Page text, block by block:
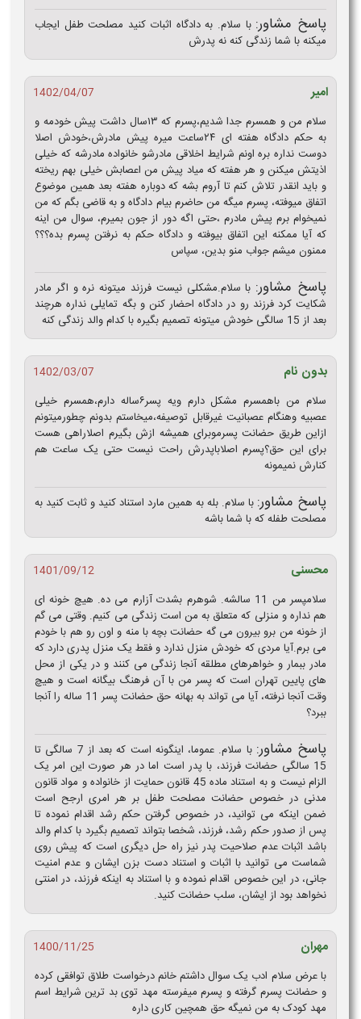
پاسخ مشاور: با سلام. به دادگاه اثبات کنید مصلحت طفل ایجاب
میکنه با شما زندگی کنه نه پدرش
امیر
1402/04/07
سلام من و همسرم جدا شدیم،پسرم که ۱۳سال داشت پیش خودمه و
به حکم دادگاه هفته ای ۲۴ساعت میره پیش مادرش،خودش اصلا
دوست نداره بره اونم شرایط اخلاقی مادرشو خانواده مادرشه که خیلی
اذیتش میکنن و هر هفته که میاد پیش من اعصابش خیلی بهم ریخته
و باید انقدر تلاش کنم تا آروم بشه که دوباره هفته بعد همین موضوع
اتفاق میوفته، پسرم میگه من حاضرم بیام دادگاه و به قاضی بگم که من
نمیخوام برم پیش مادرم ،حتی اگه دور از جون بمیرم، سوال من اینه
که آیا ممکنه این اتفاق بیوفته و دادگاه حکم به نرفتن پسرم بده؟؟؟
ممنون میشم جواب منو بدین، سپاس
پاسخ مشاور: با سلام.مشکلی نیست فرزند میتونه نره و اگر مادر
شکایت کرد فرزند رو در دادگاه احضار کنن و بگه تمایلی نداره هرچند
بعد از 15 سالگی خودش میتونه تصمیم بگیره با کدام والد زندگی کنه
بدون نام
1402/03/07
سلام من باهمسرم مشکل دارم ویه پسر۶ساله دارم،همسرم خیلی
عصبیه وهنگام عصبانیت غیرقابل توصیفه،میخاستم بدونم چطورمیتونم
ازاین طریق حضانت پسرموبرای همیشه ازش بگیرم اصلاراهی هست
برای این حق؟پسرم اصلاباپدرش راحت نیست حتی یک ساعت هم
کنارش نمیمونه
پاسخ مشاور: با سلام. بله به همین مارد استناد کنید و ثابت کنید به
مصلحت طفله که با شما باشه
محسنی
1401/09/12
سلامپسر من 11 سالشه. شوهرم بشدت آزارم می ده. هیچ خونه ای
هم نداره و منزلی که متعلق به من است زندگی می کنیم. وقتی می گم
از خونه من برو بیرون می گه حضانت بچه با منه و اون رو هم با خودم
می برم.آیا مردی که خودش منزل ندارد و فقط یک منزل پدری دارد که
مادر ببمار و خواهرهای مطلقه آنجا زندگی می کنند و در یکی از محل
های پایین تهران است که پسر من با آن فرهنگ بیگانه است و هیچ
وقت آنجا نرفته، آیا می تواند به بهانه حق حضانت پسر 11 ساله را آنجا
ببرد؟
پاسخ مشاور:
با سلام. عموما، اینگونه است که بعد از 7 سالگی تا
15 سالگی حضانت فرزند، با پدر است اما در هر صورت این امر یک
الزام نیست و به استناد ماده 45 قانون حمایت از خانواده و مواد قانون
مدنی در خصوص حضانت مصلحت طفل بر هر امری ارجح است
ضمن اینکه می توانید، در خصوص گرفتن حکم رشد اقدام نموده تا
پس از صدور حکم رشد، فرزند، شخصا بتواند تصمیم بگیرد با کدام والد
باشد اثبات عدم صلاحیت پدر نیز راه حل دیگری است که پیش روی
شماست می توانید با اثبات و استناد دست بزن ایشان و عدم امنیت
جانی، در این خصوص اقدام نموده و با استناد به اینکه فرزند، در امنتی
نخواهد بود از ایشان، سلب حضانت کنید.
مهران
1400/11/25
با عرض سلام ادب یک سوال داشتم خانم درخواست طلاق توافقی کرده
و حضانت پسرم گرفته و پسرم میفرسته مهد توی بد ترین شرایط اسم
مهد کودک به من نمیگه حق همچین کاری داره